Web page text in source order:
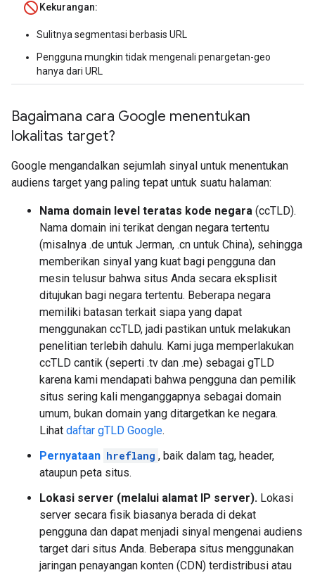
Kekurangan:
Sulitnya segmentasi berbasis URL
Pengguna mungkin tidak mengenali penargetan-geo
hanya dari URL
Bagaimana cara Google menentukan
lokalitas target?
Google mengandalkan sejumlah sinyal untuk menentukan
audiens target yang paling tepat untuk suatu halaman:
Nama domain level teratas kode negara (ccTLD).
Nama domain ini terikat dengan negara tertentu
(misalnya .de untuk Jerman, .cn untuk China), sehingga
memberikan sinyal yang kuat bagi pengguna dan
mesin telusur bahwa situs Anda secara eksplisit
ditujukan bagi negara tertentu. Beberapa negara
memiliki batasan terkait siapa yang dapat
menggunakan ccTLD, jadi pastikan untuk melakukan
penelitian terlebih dahulu. Kami juga memperlakukan
ccTLD cantik (seperti .tv dan .me) sebagai gTLD
karena kami mendapati bahwa pengguna dan pemilik
situs sering kali menganggapnya sebagai domain
umum, bukan domain yang ditargetkan ke negara.
Lihat daftar gTLD Google.
Pernyataan hreflang , baik dalam tag, header,
ataupun peta situs.
Lokasi server (melalui alamat IP server). Lokasi
server secara fisik biasanya berada di dekat
pengguna dan dapat menjadi sinyal mengenai audiens
target dari situs Anda. Beberapa situs menggunakan
jaringan penayangan konten (CDN) terdistribusi atau